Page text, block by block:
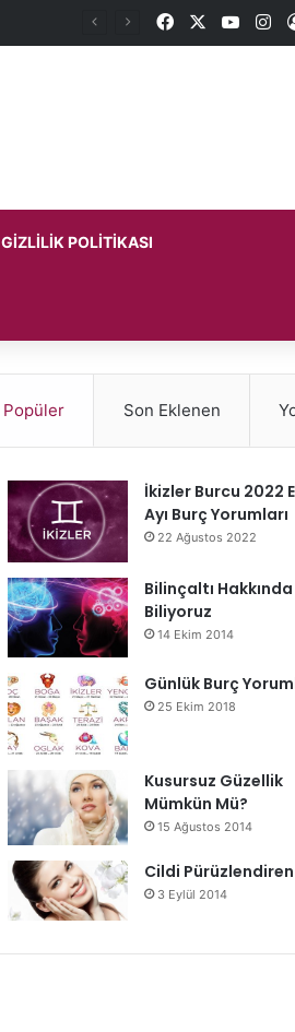
Facebook
GIZLILIK POLITIKASI
Popüler Son Eklenen
İkizler Burcu 2022
Ayı Burç Yorumları
22 Ağustos 2022
Bilinçaltı Hakkında
Biliyoruz
14 Ekim 2014
Günlük Burç
25 Ekim 2018
Kusursuz Güzellik
Mümkün Mü?
15 Ağustos 2014
Cildi Pürüzlendiren
3 Eylül 2014